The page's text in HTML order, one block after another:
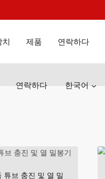
치 제품 연락하다
연락하다 한국어
브 충진 및 열 밀